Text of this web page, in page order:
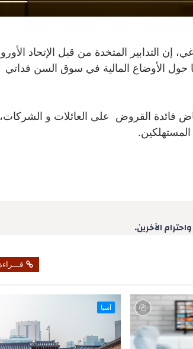
إن التدابير المتخدة من قبل الإتحاد
حول الأوضاع المالية في سوق السن فداتي
فائدة القروض على العائلات و الشركات،
الآخرين.
آسيا